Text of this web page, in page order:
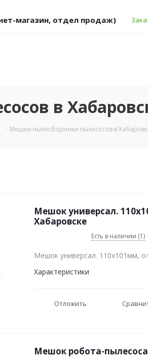
магазин, отдел продаж)
в
- Мешки-пылесборники пылесосов в
Мешок универсал.
Хабаровске
Есть в наличии (1)
Мешок универсал. 110x101мм,
Характеристики
Отложить
Мешок робота-пылесоса